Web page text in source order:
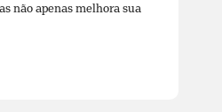
não apenas melhora sua